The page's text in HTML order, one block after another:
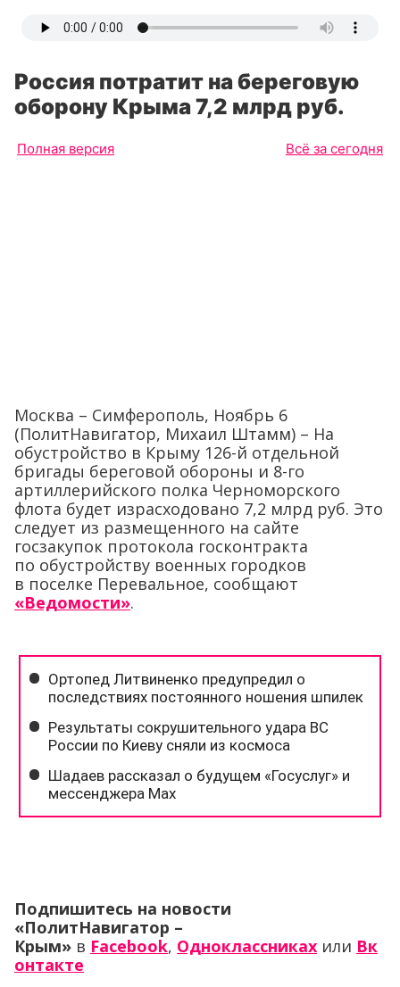
Россия потратит на береговую
оборону Крыма 7,2 млрд руб.
Полная версия Всё за сегодня
Москва – Симферополь, Ноябрь 6
(ПолитНавигатор, Михаил Штамм) – На
обустройство в Крыму 126-й отдельной
бригады береговой обороны и 8-го
артиллерийского полка Черноморского
флота будет израсходовано 7,2 млрд руб. Это
следует из размещенного на сайте
госзакупок протокола госконтракта
по обустройству военных городков
в поселке Пере­вальное, сообщают
«Ведомости».
Подпишитесь на новости
«ПолитНавигатор –
Крым» в Facebook, Одноклассниках или Вк
онтакте